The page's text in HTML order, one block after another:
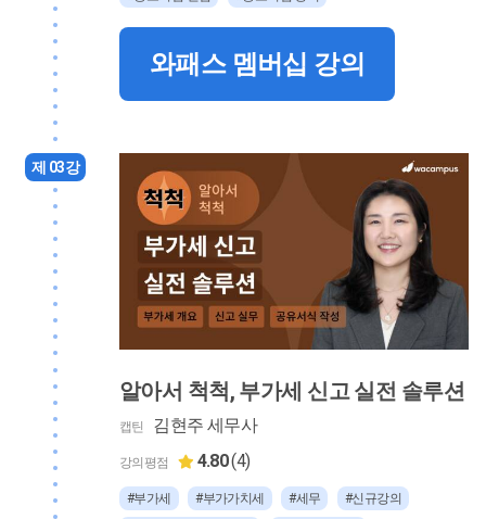
와패스 멤버십 강의
제 03강
알아서 척척, 부가세 신고 실전 솔루션
캡틴 김현주 세무사
강의평점 4.80(4)
#부가세 #부가가치세 #세무
#신규강의